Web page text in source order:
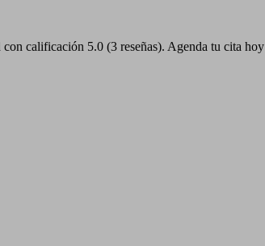
calificación 5.0 (3 reseñas). Agenda tu cita